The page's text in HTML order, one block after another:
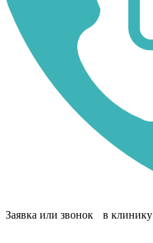
Заявка или звонок в клинику